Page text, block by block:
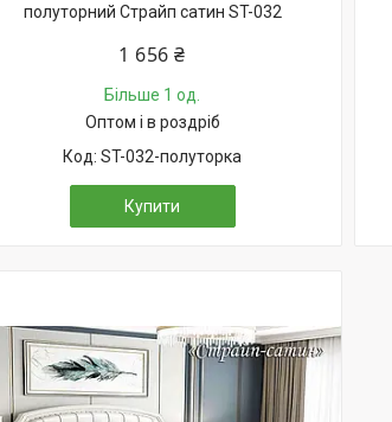
полуторний Страйп сатин ST-032
1 656 ₴
Більше 1 од.
Оптом і в роздріб
ST-032-полуторка
Купити